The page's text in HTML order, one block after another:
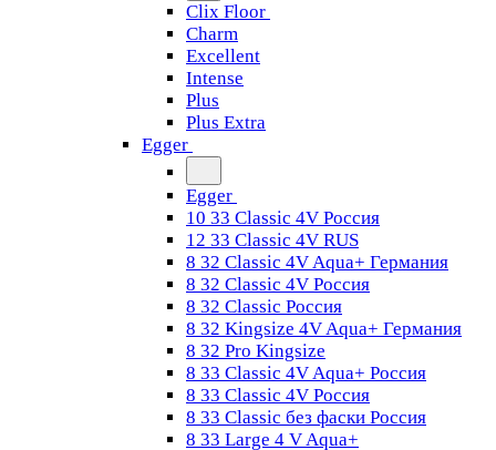
Clix Floor
Charm
Excellent
Intense
Plus
Plus Extra
Egger
Egger
10 33 Classic 4V Россия
12 33 Classic 4V RUS
8 32 Classic 4V Aqua+ Германия
8 32 Classic 4V Россия
8 32 Classic Россия
8 32 Kingsize 4V Aqua+ Германия
8 32 Pro Kingsize
8 33 Classic 4V Aqua+ Россия
8 33 Classic 4V Россия
8 33 Classic без фаски Россия
8 33 Large 4 V Aqua+